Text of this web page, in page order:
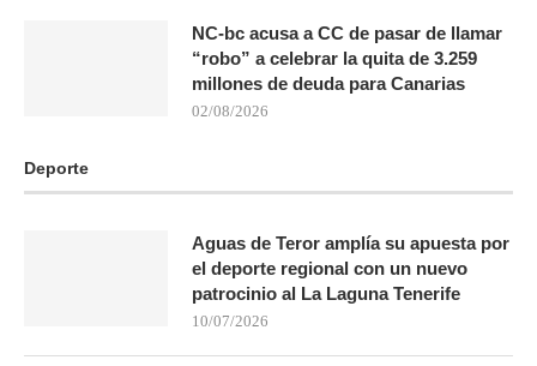
NC-bc acusa a CC de pasar de llamar
“robo” a celebrar la quita de 3.259
millones de deuda para Canarias
02/08/2026
Deporte
Aguas de Teror amplía su apuesta por
el deporte regional con un nuevo
patrocinio al La Laguna Tenerife
10/07/2026